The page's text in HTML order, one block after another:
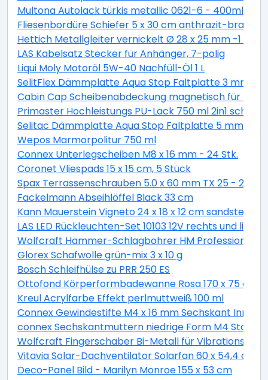
Multona Autolack türkis metallic 0621-6 - 400ml
Fliesenbordüre Schiefer 5 x 30 cm anthrazit-braun
Hettich Metallgleiter vernickelt Ø 28 x 25 mm -1
LAS Kabelsatz Stecker für Anhänger, 7-polig
Liqui Moly Motoröl 5W-40 Nachfüll-Öl 1 L
SelitFlex Dämmplatte Aqua Stop Faltplatte 3 mm
Cabin Cap Scheibenabdeckung magnetisch für
Primaster Hochleistungs PU-Lack 750 ml 2in1
Selitac Dämmplatte Aqua Stop Faltplatte 5 mm
Wepos Marmorpolitur 750 ml
Connex Unterlegscheiben M8 x 16 mm - 24 Stk.
Coronet Vliespads 15 x 15 cm, 5 Stück
Spax Terrassenschrauben 5.0 x 60 mm TX 25 - 200
Fackelmann Abseihlöffel Black 33 cm
Kann Mauerstein Vigneto 24 x 18 x 12 cm
LAS LED Rückleuchten-Set 10103 12V rechts und links
Wolfcraft Hammer-Schlagbohrer HM Professional
Glorex Schafwolle grün-mix 3 x 10 g
Bosch Schleifhülse zu PRR 250 ES
Ottofond Körperformbadewanne Rosa 170 x 75 cm,
Kreul Acrylfarbe Effekt perlmuttweiß 100 ml
Connex Gewindestifte M4 x 16 mm Sechskant Innen
connex Sechskantmuttern niedrige Form M4 Stahl
Wolfcraft Fingerschaber Bi-Metall für
Vitavia Solar-Dachventilator Solarfan 60 x 54,4 cm
Deco-Panel Bild - Marilyn Monroe 155 x 53 cm